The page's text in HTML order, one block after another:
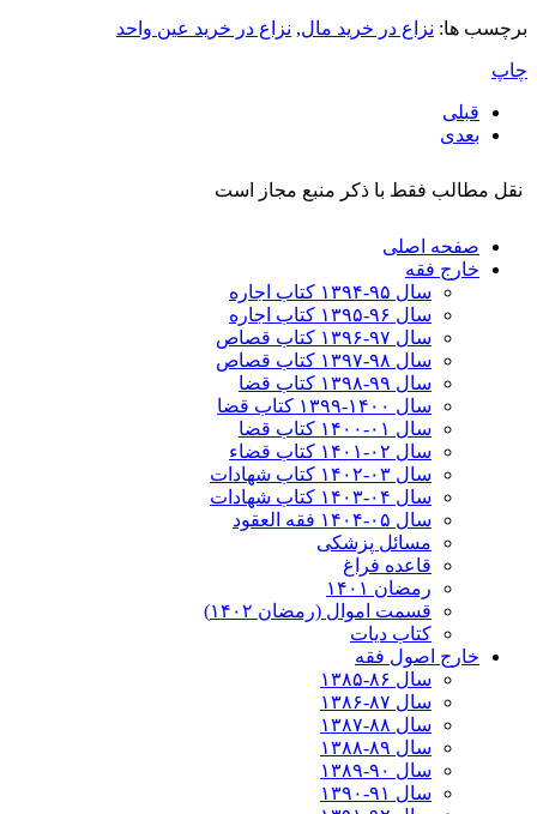
برچسب ها: نزاع در خرید مال, نزاع در خرید عین واحد
چاپ
قبلی
بعدی
نقل مطالب فقط با ذکر منبع مجاز است
صفحه اصلی
خارج فقه
سال ۹۵-۱۳۹۴ کتاب اجاره
سال ۹۶-۱۳۹۵ کتاب اجاره
سال ۹۷-۱۳۹۶ کتاب قصاص
سال ۹۸-۱۳۹۷ کتاب قصاص
سال ۹۹-۱۳۹۸‍ کتاب قضا
سال ۱۴۰۰-۱۳۹۹ کتاب قضا
سال ۰۱-۱۴۰۰ کتاب قضا
سال ۰۲-۱۴۰۱ کتاب قضاء
سال ۰۳-۱۴۰۲ کتاب شهادات
سال ۰۴-۱۴۰۳ کتاب شهادات
سال ۰۵-۱۴۰۴ فقه العقود
مسائل پزشکی
قاعده فراغ
رمضان ۱۴۰۱
قسمت اموال (رمضان ۱۴۰۲)
کتاب دیات
خارج اصول فقه
سال ۸۶-۱۳۸۵
سال ۸۷-۱۳۸۶
سال ۸۸-۱۳۸۷
سال ۸۹-۱۳۸۸
سال ۹۰-۱۳۸۹
سال ۹۱-۱۳۹۰